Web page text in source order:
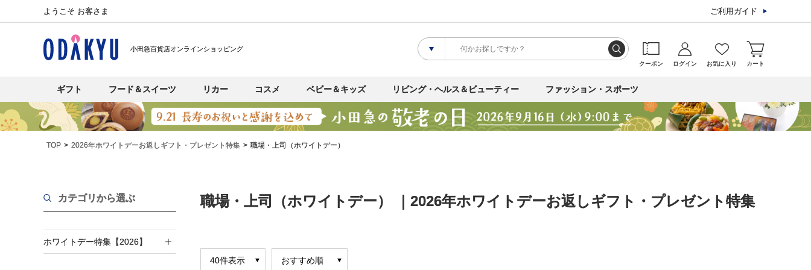
ようこそ お客さま ご利用ガイド
小田急百貨店オンラインショッピング
クーポン ログイン お気に入り カート
ギフト フード＆スイーツ リカー コスメ ベビー＆キッズ リビング・ヘルス＆ビューティー ファッション・スポーツ
TOP 2026年ホワイトデーお返しギフト・プレゼント特集 職場・上司（ホワイトデー）
カテゴリから選ぶ
ホワイトデー特集【2026】
職場・上司（ホワイトデー） ｜2026年ホワイトデーお返しギフト・プレゼント特集